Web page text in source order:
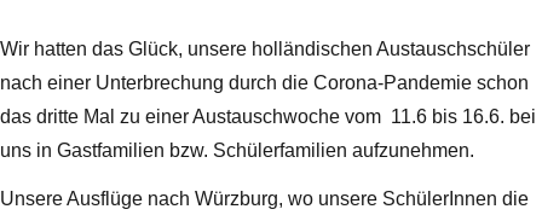
Wir hatten das Glück, unsere holländischen Austauschschüler
nach einer Unterbrechung durch die Corona-Pandemie schon
das dritte Mal zu einer Austauschwoche vom 11.6 bis 16.6. bei
uns in Gastfamilien bzw. Schülerfamilien aufzunehmen.
Unsere Ausflüge nach Würzburg, wo unsere SchülerInnen die